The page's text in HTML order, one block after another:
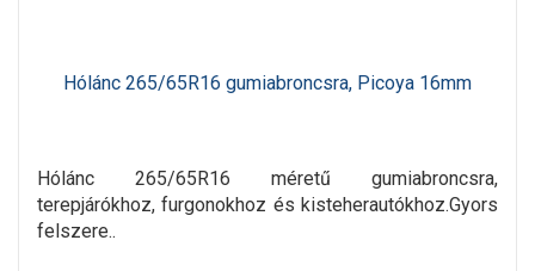
Hólánc 265/65R16 gumiabroncsra, Picoya 16mm
Hólánc 265/65R16 méretű gumiabroncsra,
terepjárókhoz, furgonokhoz és kisteherautókhoz.Gyors
felszere..